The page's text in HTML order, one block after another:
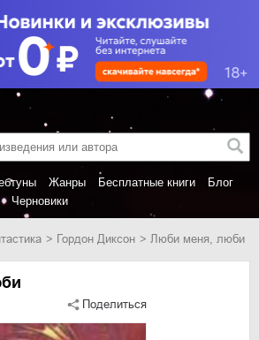
Жанры Бесплатные книги
Блог
Черновики
Гордон Диксон Люби меня, люби
Поделиться